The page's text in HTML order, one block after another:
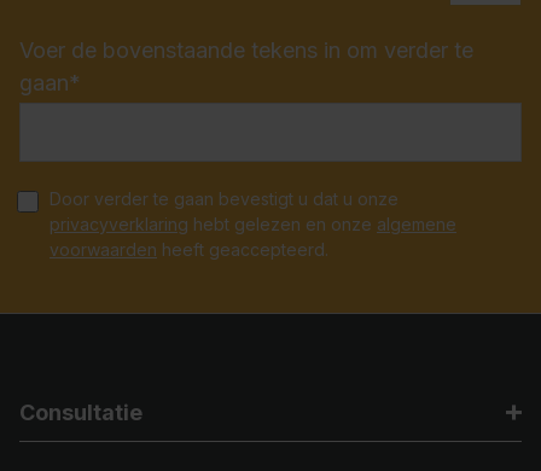
Voer de bovenstaande tekens in om verder te
gaan*
Door verder te gaan bevestigt u dat u onze
privacyverklaring hebt gelezen en onze algemene
voorwaarden heeft geaccepteerd.
Consultatie